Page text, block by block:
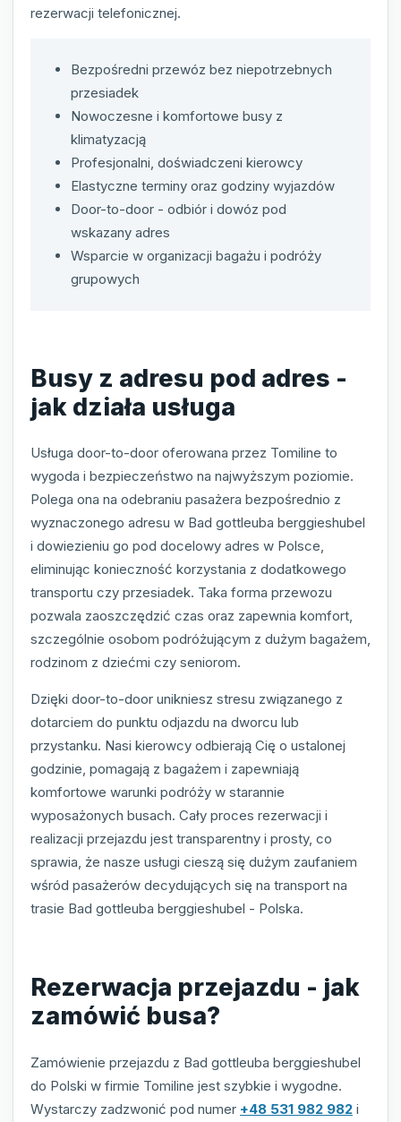
rezerwacji telefonicznej.
Bezpośredni przewóz bez niepotrzebnych
przesiadek
Nowoczesne i komfortowe busy z
klimatyzacją
Profesjonalni, doświadczeni kierowcy
Elastyczne terminy oraz godziny wyjazdów
Door-to-door - odbiór i dowóz pod
wskazany adres
Wsparcie w organizacji bagażu i podróży
grupowych
Busy z adresu pod adres -
jak działa usługa
Usługa door-to-door oferowana przez Tomiline to
wygoda i bezpieczeństwo na najwyższym poziomie.
Polega ona na odebraniu pasażera bezpośrednio z
wyznaczonego adresu w Bad gottleuba berggieshubel
i dowiezieniu go pod docelowy adres w Polsce,
eliminując konieczność korzystania z dodatkowego
transportu czy przesiadek. Taka forma przewozu
pozwala zaoszczędzić czas oraz zapewnia komfort,
szczególnie osobom podróżującym z dużym bagażem,
rodzinom z dziećmi czy seniorom.
Dzięki door-to-door unikniesz stresu związanego z
dotarciem do punktu odjazdu na dworcu lub
przystanku. Nasi kierowcy odbierają Cię o ustalonej
godzinie, pomagają z bagażem i zapewniają
komfortowe warunki podróży w starannie
wyposażonych busach. Cały proces rezerwacji i
realizacji przejazdu jest transparentny i prosty, co
sprawia, że nasze usługi cieszą się dużym zaufaniem
wśród pasażerów decydujących się na transport na
trasie Bad gottleuba berggieshubel - Polska.
Rezerwacja przejazdu - jak
zamówić busa?
Zamówienie przejazdu z Bad gottleuba berggieshubel
do Polski w firmie Tomiline jest szybkie i wygodne.
Wystarczy zadzwonić pod numer +48 531 982 982 i